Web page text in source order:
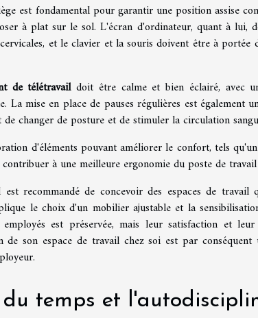
est fondamental pour garantir une position assise
à plat sur le sol. L'écran d'ordinateur, quant à lui,
et le clavier et la souris doivent être à portée
de télétravaildoit être calme et bien éclairé, avec
La mise en place de pauses régulières est également
changer de posture et de stimuler la circulation
d'éléments pouvant améliorer le confort, tels
à une meilleure ergonomie du poste de
recommandé de concevoir des espaces de
le choix d'un mobilier ajustable et la
est préservée, mais leur satisfaction et
de son espace de travail chez soi est par
temps et